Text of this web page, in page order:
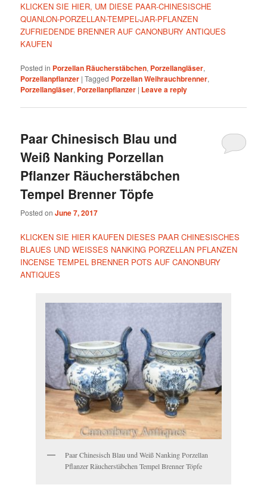
KLICKEN SIE HIER, UM DIESE PAAR-CHINESISCHE
QUANLON-PORZELLAN-TEMPEL-JAR-PFLANZEN
ZUFRIEDENDE BRENNER AUF CANONBURY ANTIQUES
KAUFEN
Posted in Porzellan Räucherstäbchen, Porzellangläser,
Porzellanpflanzer |Tagged Porzellan Weihrauchbrenner,
Porzellangläser, Porzellanpflanzer | Leave a reply
Paar Chinesisch Blau und
Weiß Nanking Porzellan
Pflanzer Räucherstäbchen
Tempel Brenner Töpfe
Posted onJune 7, 2017
KLICKEN SIE HIER KAUFEN DIESES PAAR CHINESISCHES
BLAUES UND WEISSES NANKING PORZELLAN PFLANZEN
INCENSE TEMPEL BRENNER POTS AUF CANONBURY
ANTIQUES
Paar Chinesisch Blau und Weiß Nanking Porzellan
Pflanzer Räucherstäbchen Tempel Brenner Töpfe